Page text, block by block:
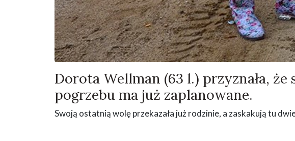
Dorota Wellman (63 l.) przyznała, że
pogrzebu ma już zaplanowane.
Swoją ostatnią wolę przekazała już rodzinie, a zaskakują tu